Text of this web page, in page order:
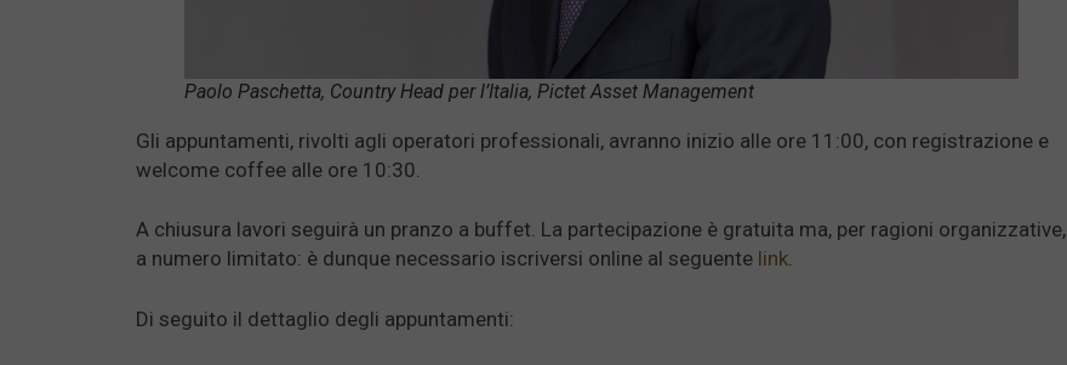
Paolo Paschetta, Country Head per l’Italia, Pictet Asset Management
Gli appuntamenti, rivolti agli operatori professionali, avranno inizio alle ore 11:00, con registrazione e
welcome coffee alle ore 10:30.
A chiusura lavori seguirà un pranzo a buffet. La partecipazione è gratuita ma, per ragioni organizzative,
a numero limitato: è dunque necessario iscriversi online al seguente link.
Di seguito il dettaglio degli appuntamenti: